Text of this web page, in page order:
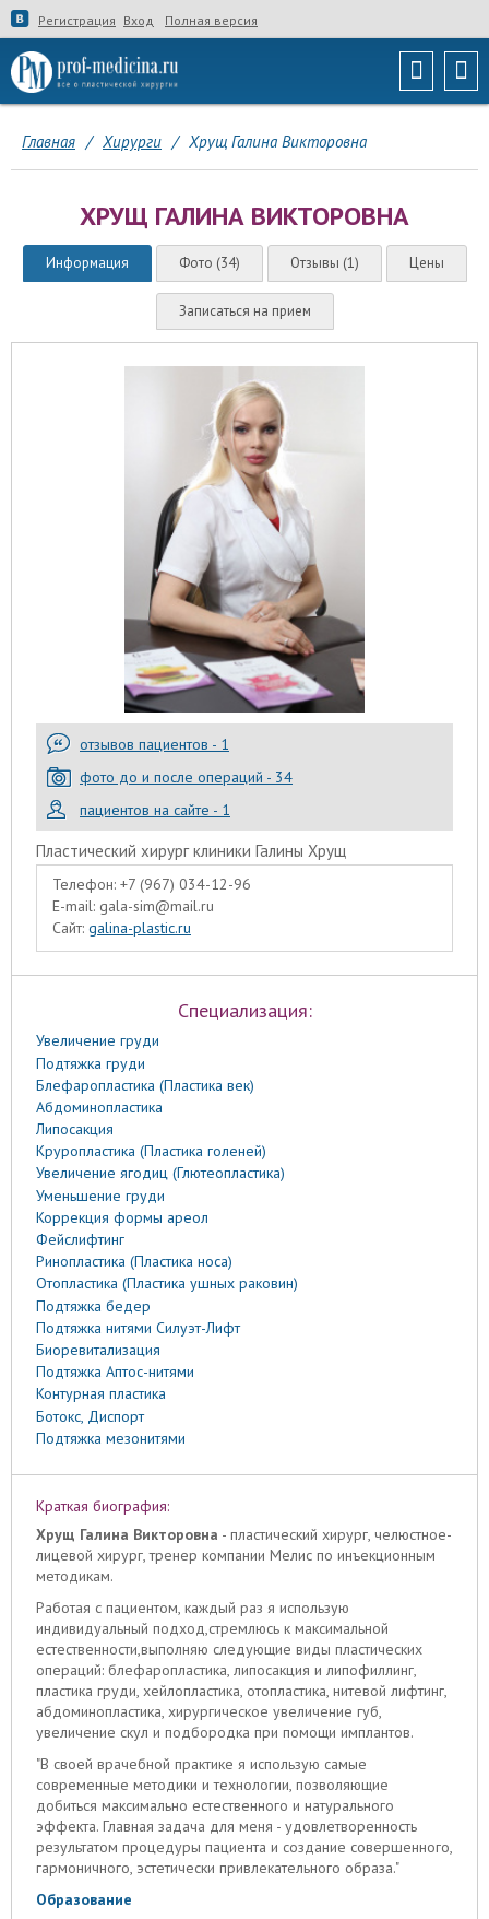
Регистрация Вход Полная версия
Главная / Хирурги / Хрущ Галина Викторовна
ХРУЩ ГАЛИНА ВИКТОРОВНА
Информация Фото (34) Отзывы (1) Цены
Записаться на прием
отзывов пациентов - 1
фото до и после операций - 34
пациентов на сайте - 1
Пластический хирург клиники Галины Хрущ
Телефон: +7 (967) 034-12-96
E-mail: gala-sim@mail.ru
Сайт: galina-plastic.ru
Специализация:
Увеличение груди
Подтяжка груди
Блефаропластика (Пластика век)
Абдоминопластика
Липосакция
Круропластика (Пластика голеней)
Увеличение ягодиц (Глютеопластика)
Уменьшение груди
Коррекция формы ареол
Фейслифтинг
Ринопластика (Пластика носа)
Отопластика (Пластика ушных раковин)
Подтяжка бедер
Подтяжка нитями Силуэт-Лифт
Биоревитализация
Подтяжка Аптос-нитями
Контурная пластика
Ботокс, Диспорт
Подтяжка мезонитями
Краткая биография:
Хрущ Галина Викторовна - пластический хирург, челюстное-
лицевой хирург, тренер компании Мелис по инъекционным
методикам.
Работая с пациентом, каждый раз я использую
индивидуальный подход,стремлюсь к максимальной
естественности,выполняю следующие виды пластических
операций: блефаропластика, липосакция и липофиллинг,
пластика груди, хейлопластика, отопластика, нитевой лифтинг,
абдоминопластика, хирургическое увеличение губ,
увеличение скул и подбородка при помощи имплантов.
"В своей врачебной практике я использую самые
современные методики и технологии, позволяющие
добиться максимально естественного и натурального
эффекта. Главная задача для меня - удовлетворенность
результатом процедуры пациента и создание совершенного,
гармоничного, эстетически привлекательного образа."
Образование